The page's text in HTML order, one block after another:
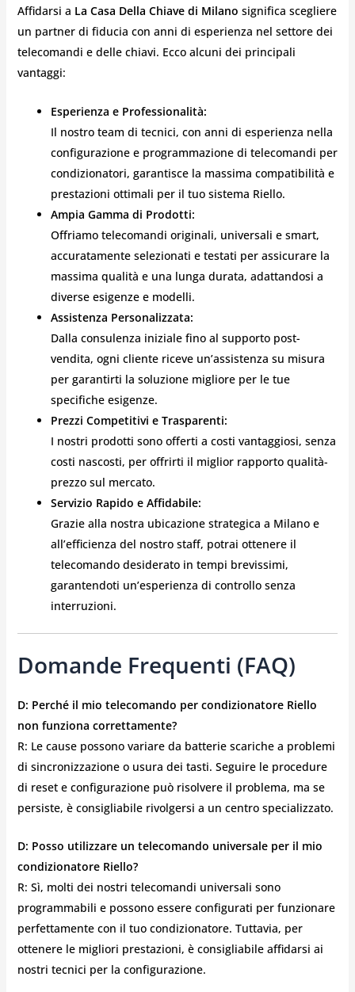
Affidarsi a La Casa Della Chiave di Milano significa scegliere
un partner di fiducia con anni di esperienza nel settore dei
telecomandi e delle chiavi. Ecco alcuni dei principali
vantaggi:
Esperienza e Professionalità:
Il nostro team di tecnici, con anni di esperienza nella
configurazione e programmazione di telecomandi per
condizionatori, garantisce la massima compatibilità e
prestazioni ottimali per il tuo sistema Riello.
Ampia Gamma di Prodotti:
Offriamo telecomandi originali, universali e smart,
accuratamente selezionati e testati per assicurare la
massima qualità e una lunga durata, adattandosi a
diverse esigenze e modelli.
Assistenza Personalizzata:
Dalla consulenza iniziale fino al supporto post-
vendita, ogni cliente riceve un’assistenza su misura
per garantirti la soluzione migliore per le tue
specifiche esigenze.
Prezzi Competitivi e Trasparenti:
I nostri prodotti sono offerti a costi vantaggiosi, senza
costi nascosti, per offrirti il miglior rapporto qualità-
prezzo sul mercato.
Servizio Rapido e Affidabile:
Grazie alla nostra ubicazione strategica a Milano e
all’efficienza del nostro staff, potrai ottenere il
telecomando desiderato in tempi brevissimi,
garantendoti un’esperienza di controllo senza
interruzioni.
Domande Frequenti (FAQ)
D: Perché il mio telecomando per condizionatore Riello
non funziona correttamente?
R: Le cause possono variare da batterie scariche a problemi
di sincronizzazione o usura dei tasti. Seguire le procedure
di reset e configurazione può risolvere il problema, ma se
persiste, è consigliabile rivolgersi a un centro specializzato.
D: Posso utilizzare un telecomando universale per il mio
condizionatore Riello?
R: Sì, molti dei nostri telecomandi universali sono
programmabili e possono essere configurati per funzionare
perfettamente con il tuo condizionatore. Tuttavia, per
ottenere le migliori prestazioni, è consigliabile affidarsi ai
nostri tecnici per la configurazione.